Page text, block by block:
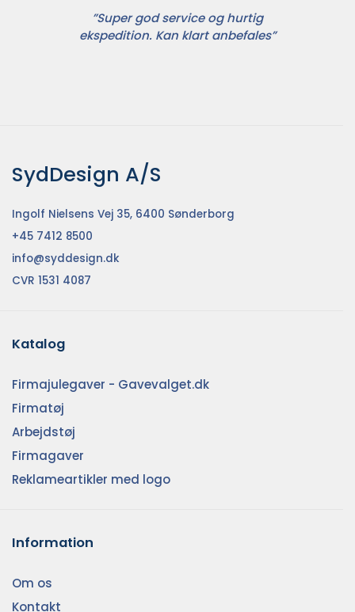
”Super god service og hurtig
ekspedition. Kan klart anbefales”
SydDesign A/S
Ingolf Nielsens Vej 35, 6400 Sønderborg
+45 7412 8500
info@syddesign.dk
CVR 1531 4087
Katalog
Firmajulegaver - Gavevalget.dk
Firmatøj
Arbejdstøj
Firmagaver
Reklameartikler med logo
Information
Om os
Kontakt